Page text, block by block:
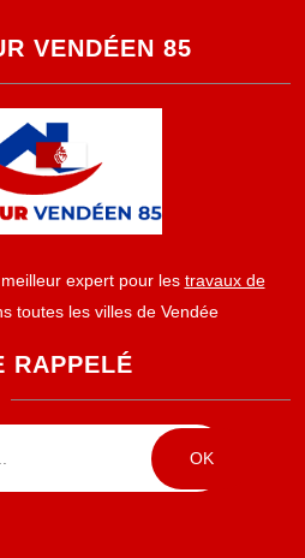
VENDÉEN 85
expert pour les travaux de
toutes les villes de Vendée
RAPPELÉ